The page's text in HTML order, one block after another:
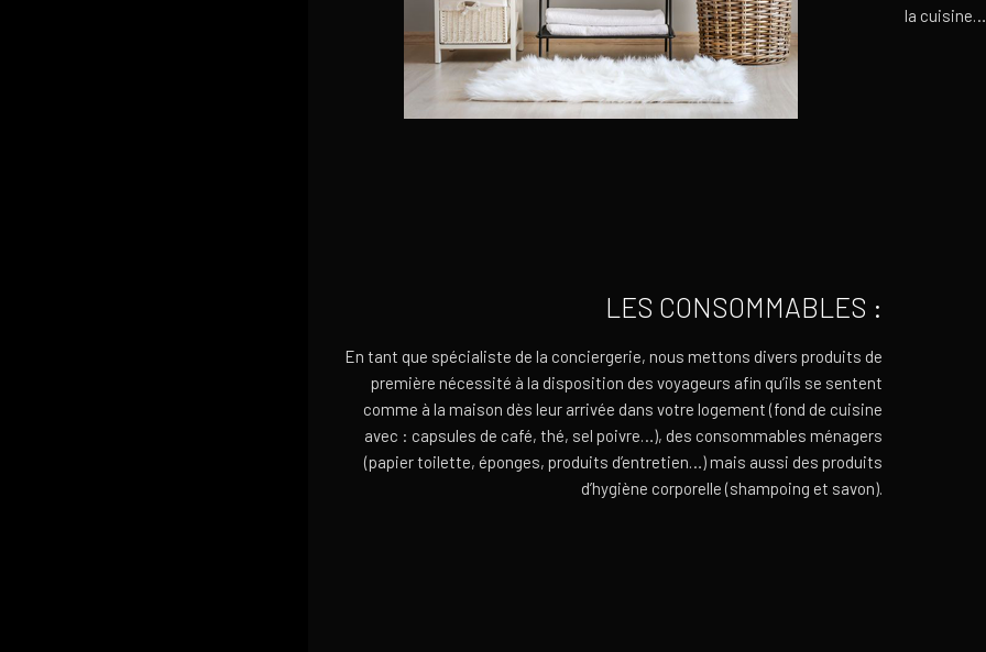
la
LES CONSOMMABLES :
En tant que spécialiste de la conciergerie, nous mettons divers produits de
première nécessité à la disposition des voyageurs afin qu’ils se sentent
comme à la maison dès leur arrivée dans votre logement (fond de cuisine
avec : capsules de café, thé, sel poivre…), des consommables ménagers
(papier toilette, éponges, produits d’entretien…) mais aussi des produits
d’hygiène corporelle (shampoing et savon).